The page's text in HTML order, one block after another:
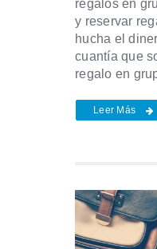
regalos en
y reservar
hucha el
cuantía que
regalo en
Leer Más